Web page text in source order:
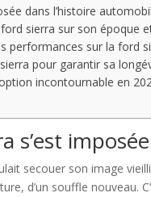
dans l’histoire
sierra sur son époque
performances sur la ford
pour garantir sa
incontournable en
s’est
secouer son image
d’un souffle nouveau.